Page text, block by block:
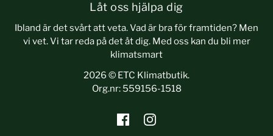
Låt oss hjälpa dig
Ibland är det svårt att veta. Vad är bra för framtiden? Men
vi vet. Vi tar reda på det åt dig. Med oss kan du bli mer
klimatsmart
2026 © ETC Klimatbutik.
Org.nr: 559156-1518